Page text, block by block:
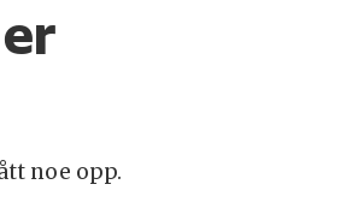
noe opp.